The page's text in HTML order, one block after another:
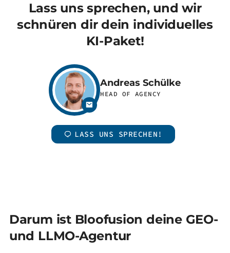
Lass uns sprechen, und wir
schnüren dir dein individuelles
KI-Paket!
Andreas Schülke
HEAD OF AGENCY
LASS UNS SPRECHEN!
Darum ist Bloofusion deine GEO-
und LLMO-Agentur